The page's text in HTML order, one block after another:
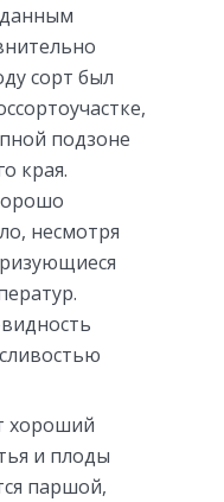
сорт был
подзоне
края.
несмотря
хороший
и плоды
паршой,